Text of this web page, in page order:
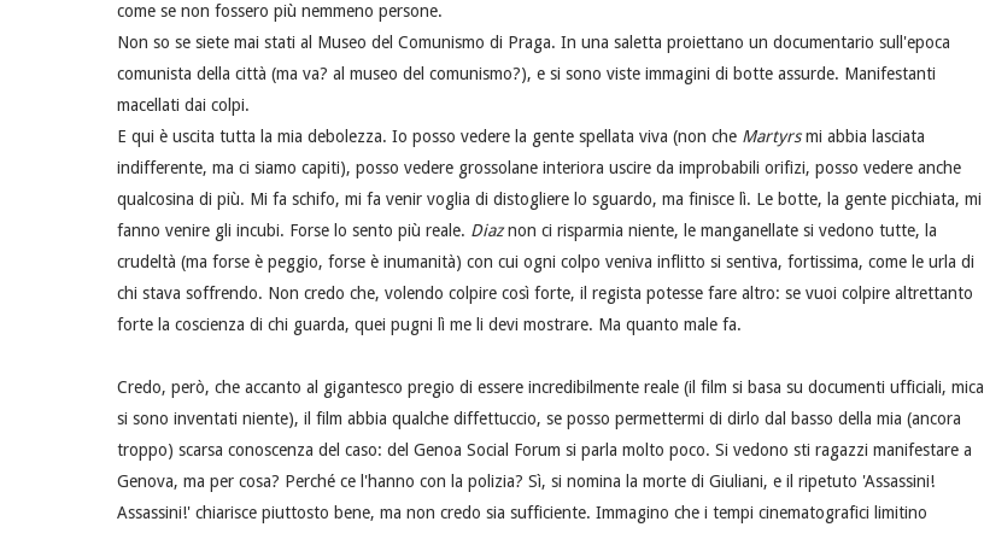
come se non fossero più nemmeno persone.
Non so se siete mai stati al Museo del Comunismo di Praga. In una saletta proiettano un documentario sull'epoca
comunista della città (ma va? al museo del comunismo?), e si sono viste immagini di botte assurde. Manifestanti
macellati dai colpi.
E qui è uscita tutta la mia debolezza. Io posso vedere la gente spellata viva (non che Martyrsmi abbia lasciata
indifferente, ma ci siamo capiti), posso vedere grossolane interiora uscire da improbabili orifizi, posso vedere anche
qualcosina di più. Mi fa schifo, mi fa venir voglia di distogliere lo sguardo, ma finisce lì. Le botte, la gente picchiata, mi
fanno venire gli incubi. Forse lo sento più reale. Diaznon ci risparmia niente, le manganellate si vedono tutte, la
crudeltà (ma forse è peggio, forse è inumanità) con cui ogni colpo veniva inflitto si sentiva, fortissima, come le urla di
chi stava soffrendo. Non credo che, volendo colpire così forte, il regista potesse fare altro: se vuoi colpire altrettanto
forte la coscienza di chi guarda, quei pugni lì me li devi mostrare. Ma quanto male fa.
Credo, però, che accanto al gigantesco pregio di essere incredibilmente reale (il film si basa su documenti ufficiali, mica
si sono inventati niente), il film abbia qualche diffettuccio, se posso permettermi di dirlo dal basso della mia (ancora
troppo) scarsa conoscenza del caso: del Genoa Social Forum si parla molto poco. Si vedono sti ragazzi manifestare a
Genova, ma per cosa? Perché ce l'hanno con la polizia? Sì, si nomina la morte di Giuliani, e il ripetuto 'Assassini!
Assassini!' chiarisce piuttosto bene, ma non credo sia sufficiente. Immagino che i tempi cinematografici limitino